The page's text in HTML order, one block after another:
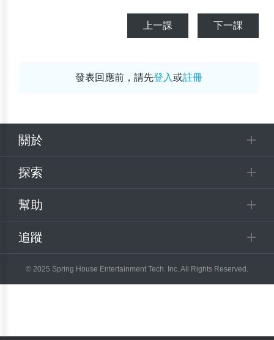
上一課 下一課
發表回應前，請先登入或註冊
關於
探索
幫助
追蹤
© 2025 Spring House Entertainment Tech. Inc. All Rights Reserved.